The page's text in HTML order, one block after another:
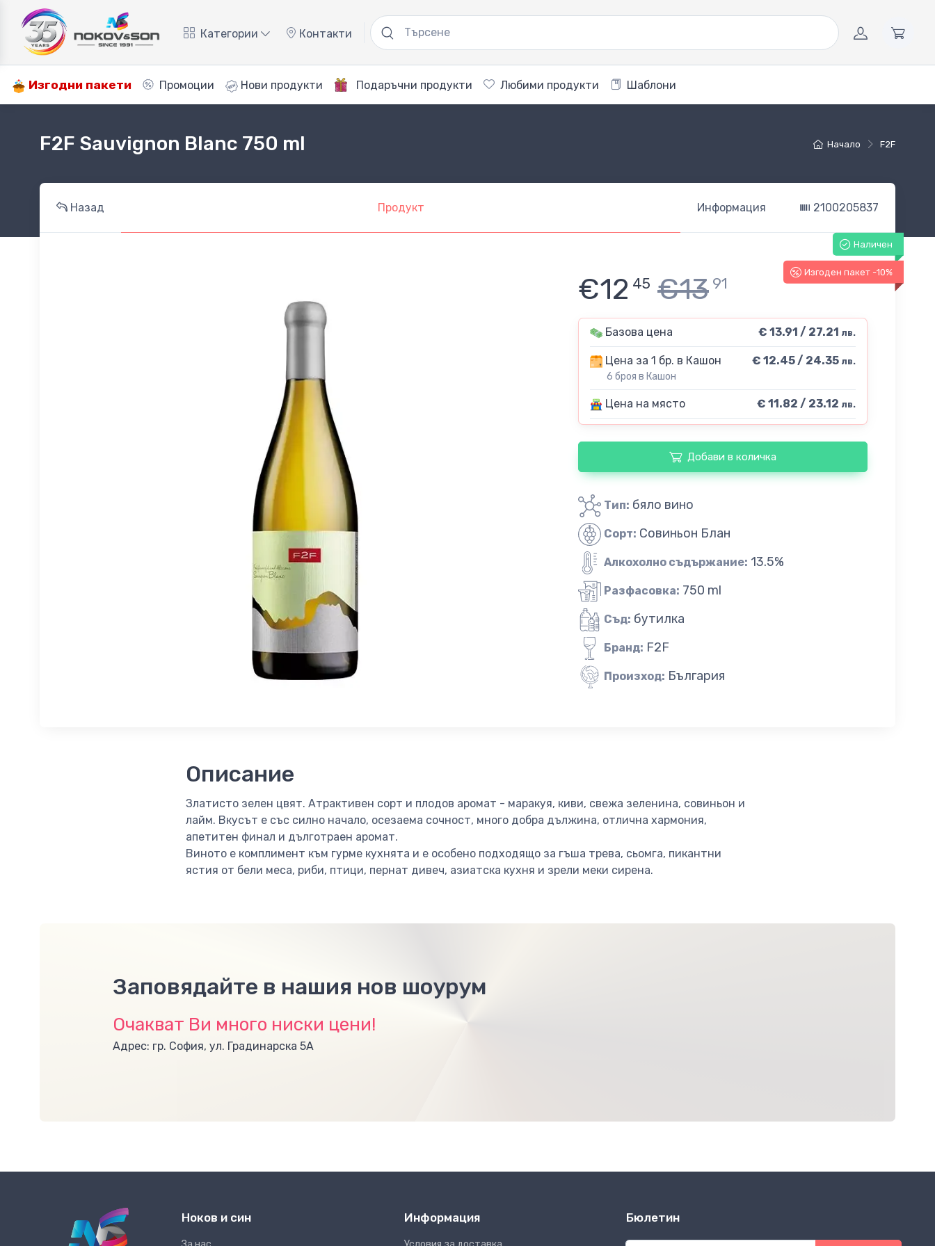
Категории Контакти
Изгодни пакети Промоции Нови продукти Подаръчни продукти Любими продукти Шаблони
Начало F2F
F2F Sauvignon Blanc 750 ml
Назад Продукт Информация 2100205837
Наличен
Изгоден пакет -10%
€12 45 €13 91
Базова цена € 13.91 / 27.21 лв.
Цена за 1 бр. в Кашон
6 броя в Кашон
€ 12.45 / 24.35 лв.
Цена на място € 11.82 / 23.12 лв.
Добави в количка
Тип: бяло вино
Сорт: Совиньон Блан
Алкохолно съдържание: 13.5%
Разфасовка: 750 ml
Съд: бутилка
Бранд: F2F
Произход: България
Описание
Златисто зелен цвят. Атрактивен сорт и плодов аромат - маракуя, киви, свежа зеленина, совиньон и
лайм. Вкусът е със силно начало, осезаема сочност, много добра дължина, отлична хармония,
апетитен финал и дълготраен аромат.
Виното е комплимент към гурме кухнята и е особено подходящо за гъша трева, сьомга, пикантни
ястия от бели меса, риби, птици, пернат дивеч, азиатска кухня и зрели меки сирена.
Заповядайте в нашия нов шоурум
Очакват Ви много ниски цени!
Адрес: гр. София, ул. Градинарска 5А
Ноков и син Информация Бюлетин